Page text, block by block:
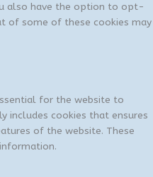
also have the option to opt-
of some of these cookies may
for the website to
includes cookies that ensures
of the website. These